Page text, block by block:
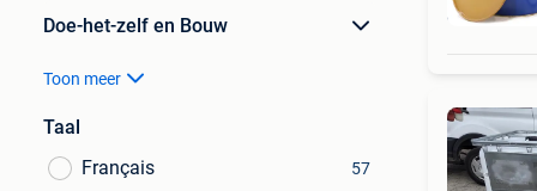
Doe-het-zelf en Bouw
Toon meer
Taal
Français
57
Nu